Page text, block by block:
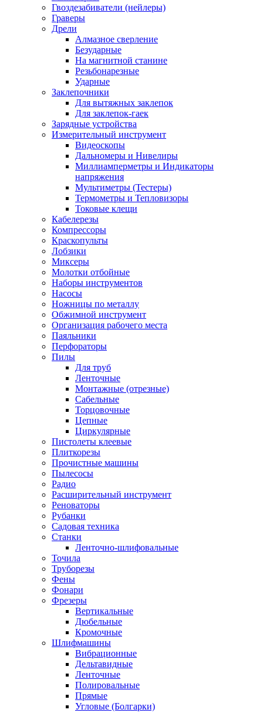
Гвоздезабиватели (нейлеры)
Граверы
Дрели
Алмазное сверление
Безударные
На магнитной станине
Резьбонарезные
Ударные
Заклепочники
Для вытяжных заклепок
Для заклепок-гаек
Зарядные устройства
Измерительный инструмент
Видеоскопы
Дальномеры и Нивелиры
Миллиамперметры и Индикаторы
напряжения
Мультиметры (Тестеры)
Термометры и Тепловизоры
Токовые клещи
Кабелерезы
Компрессоры
Краскопульты
Лобзики
Миксеры
Молотки отбойные
Наборы инструментов
Насосы
Ножницы по металлу
Обжимной инструмент
Организация рабочего места
Паяльники
Перфораторы
Пилы
Для труб
Ленточные
Монтажные (отрезные)
Сабельные
Торцовочные
Цепные
Циркулярные
Пистолеты клеевые
Плиткорезы
Прочистные машины
Пылесосы
Радио
Расширительный инструмент
Реноваторы
Рубанки
Садовая техника
Станки
Ленточно-шлифовальные
Точила
Труборезы
Фены
Фонари
Фрезеры
Вертикальные
Дюбельные
Кромочные
Шлифмашины
Вибрационные
Дельтавидные
Ленточные
Полировальные
Прямые
Угловые (Болгарки)